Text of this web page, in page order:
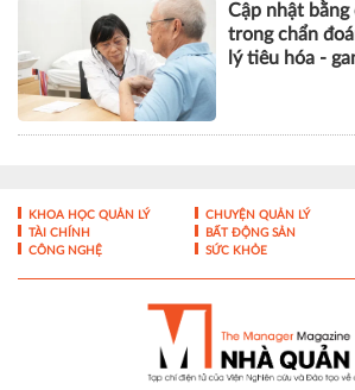
Cập nhật
trong chẩn
lý tiêu hóa -
KHOA HỌC QUẢN LÝ CHUYỆN QUẢN LÝ
TÀI CHÍNH
BẤT ĐỘNG SẢN
CÔNG NGHỆ
SỨC KHỎE